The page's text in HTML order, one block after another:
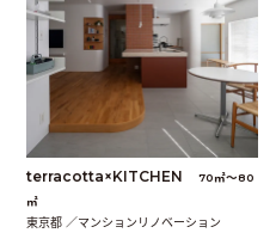
terracotta×KITCHEN
70㎡〜80
㎡
東京都 ／マンションリノベーション